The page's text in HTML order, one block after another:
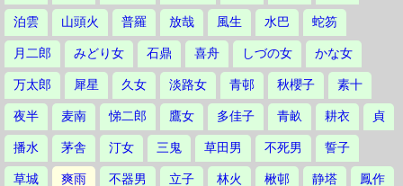
泊雲 山頭火 普羅 放哉 風生 水巴 蛇笏
月二郎 みどり女 石鼎 喜舟 しづの女 かな女
万太郎 犀星 久女 淡路女 青邨 秋櫻子 素十
夜半 麦南 悌二郎 鷹女 多佳子 青畝 耕衣 貞
播水 茅舎 汀女 三鬼 草田男 不死男 誓子
草城 爽雨 不器男 立子 林火 楸邨 静塔 鳳作